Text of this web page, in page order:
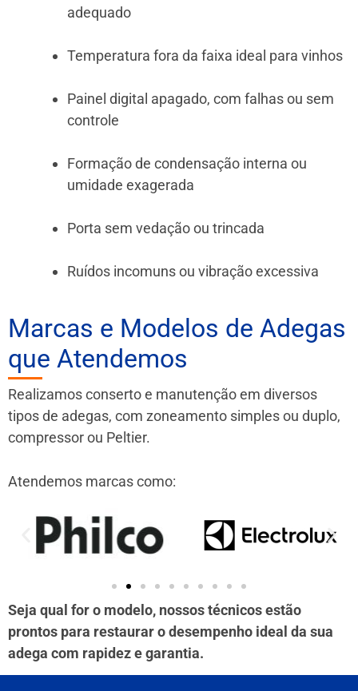
adequado
Temperatura fora da faixa ideal para vinhos
Painel digital apagado, com falhas ou sem
controle
Formação de condensação interna ou
umidade exagerada
Porta sem vedação ou trincada
Ruídos incomuns ou vibração excessiva
Marcas e Modelos de Adegas
que Atendemos
Realizamos conserto e manutenção em diversos
tipos de adegas, com zoneamento simples ou duplo,
compressor ou Peltier.
Atendemos marcas como:
Seja qual for o modelo, nossos técnicos estão
prontos para restaurar o desempenho ideal da sua
adega com rapidez e garantia.